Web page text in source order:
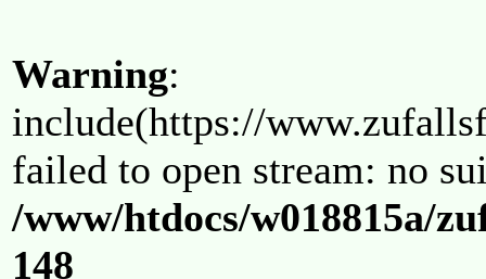
Warning:
include(https://
failed to open stream: no
/www/htdocs/w018815a/
148